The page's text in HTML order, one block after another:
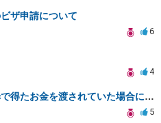
ザ申請について
6
4
パパ活の確定申告。犯罪で得たお金を渡されていた場合について相談させてください。
5